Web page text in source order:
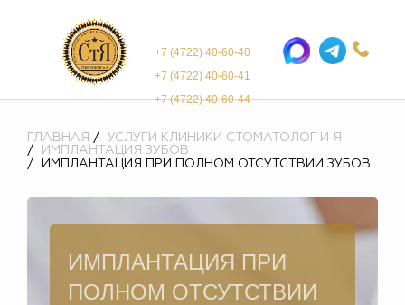
+7 (4722) 40-60-40
+7 (4722) 40-60-41
+7 (4722) 40-60-44
ГЛАВНАЯ
УСЛУГИ КЛИНИКИ СТОМАТОЛОГ И Я
ИМПЛАНТАЦИЯ ЗУБОВ
ИМПЛАНТАЦИЯ ПРИ ПОЛНОМ ОТСУТСТВИИ ЗУБОВ
ИМПЛАНТАЦИЯ ПРИ
ПОЛНОМ ОТСУТСТВИИ